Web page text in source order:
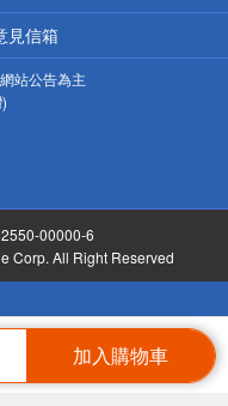
加入購物車
見信箱
站公告為主
00000-6
Corp. All Right Reserved